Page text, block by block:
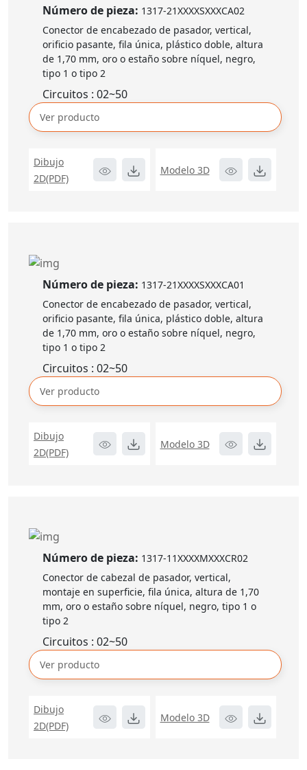
Número de pieza: 1317-21XXXXSXXXCA02
Conector de encabezado de pasador, vertical,
orificio pasante, fila única, plástico doble, altura
de 1,70 mm, oro o estaño sobre níquel, negro,
tipo 1 o tipo 2
Circuitos : 02~50
Ver producto
Dibujo
2D(PDF)
Modelo 3D
Número de pieza: 1317-21XXXXSXXXCA01
Conector de encabezado de pasador, vertical,
orificio pasante, fila única, plástico doble, altura
de 1,70 mm, oro o estaño sobre níquel, negro,
tipo 1 o tipo 2
Circuitos : 02~50
Ver producto
Dibujo
2D(PDF)
Modelo 3D
Número de pieza: 1317-11XXXXMXXXCR02
Conector de cabezal de pasador, vertical,
montaje en superficie, fila única, altura de 1,70
mm, oro o estaño sobre níquel, negro, tipo 1 o
tipo 2
Circuitos : 02~50
Ver producto
Dibujo
2D(PDF)
Modelo 3D